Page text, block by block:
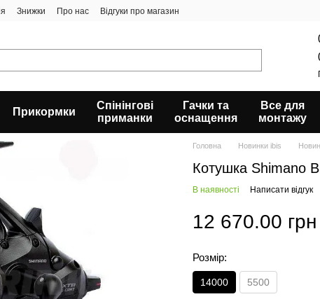
Знижки Про нас Відгуки про магазин
Прикормки
Спінінгові
приманки
Гачки та
оснащення
Все для
монтажу
Головна Новинки ibis
Котушка Shimano
В наявності Написати відгук
12 670.00 грн
Розмір:
14000 5500